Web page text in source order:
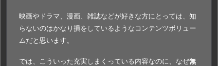
映画やドラマ、漫画、雑誌などが好きな方にとっては、知
らないのはかなり損をしているようなコンテンツボリュー
ムだと思います。
では、こういった充実しまくっている内容なのに、なぜ無